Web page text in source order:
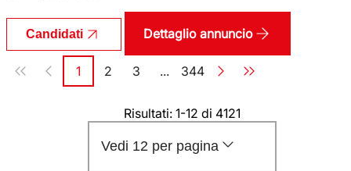
Candidati Dettaglio annuncio
Paginazione
Pagina
1 Pagina
2 Pagina
3 ... Pagina
344
Risultati: 1-12 di 4121
Vedi 12 per pagina